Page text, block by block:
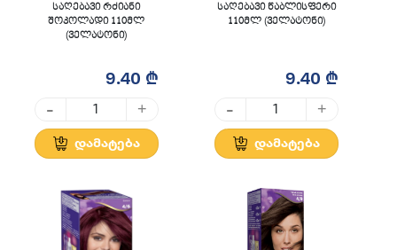
საღებავი რძიანი
შოკოლადი 110მლ
(ველატონი)
9.40 ₾
- +
დამატება
საღებავი წაბლისფერი
110მლ (ველატონი)
9.40 ₾
- +
დამატება